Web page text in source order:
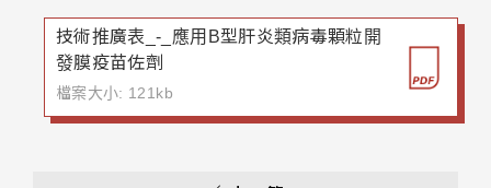
技術推廣表_-_應用B型肝炎類病毒顆粒開
發膜疫苗佐劑
檔案大小: 121kb